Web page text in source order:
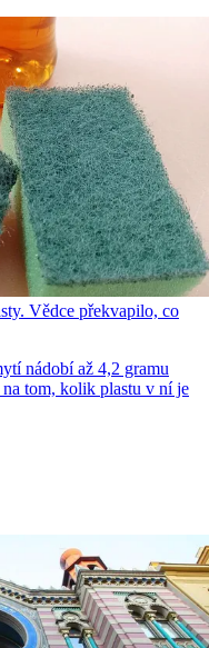
Vědce překvapilo, co
nádobí až 4,2 gramu
tom, kolik plastu v ní je